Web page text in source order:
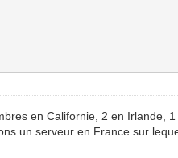
en Californie, 2 en Irlande, 1
un serveur en France sur